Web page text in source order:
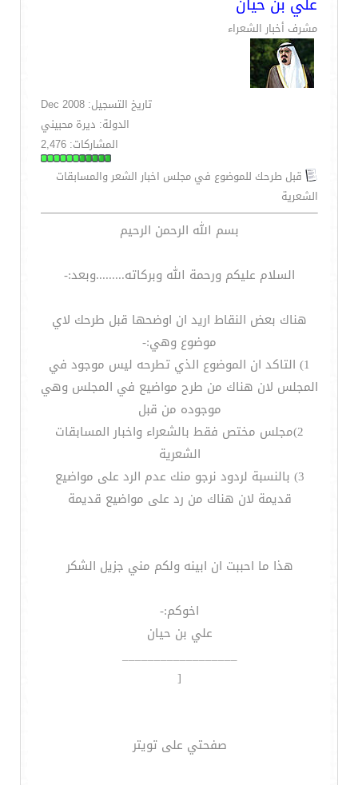
مشرف أخبار الشعراء
تاريخ التسجيل: Dec 2008
الدولة: ديرة محبيني
المشاركات: 2,476
قبل طرحك للموضوع في مجلس اخبار الشعر والمسابقات
الشعرية
بسم الله الرحمن الرحيم
السلام عليكم ورحمة الله وبركاته.........وبعد:-
هناك بعض النقاط اريد ان اوضحها قبل طرحك لاي
موضوع وهي:-
1) التاكد ان الموضوع الذي تطرحه ليس موجود في
المجلس لان هناك من طرح مواضيع في المجلس وهي
موجوده من قبل
2)مجلس مختص فقط بالشعراء واخبار المسابقات
الشعرية
3) بالنسبة لردود نرجو منك عدم الرد على مواضيع
قديمة لان هناك من رد على مواضيع قديمة
هذا ما احببت ان ابينه ولكم مني جزيل الشكر
اخوكم:-
علي بن حيان
__________________
[
صفحتي على تويتر